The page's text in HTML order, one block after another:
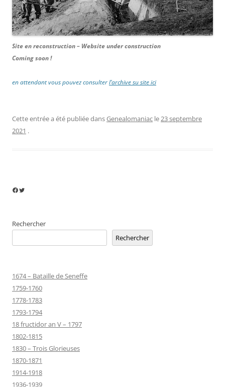
Site en reconstruction – Website under construction
Coming soon !
en attendant vous pouvez consulterl’archive su site ici
Cette entrée a été publiée dansGenealomaniac le23 septembre
2021 .
Facebook Twitter
Rechercher
Rechercher
1674 – Bataille de Seneffe
1759-1760
1778-1783
1793-1794
18 fructidor an V – 1797
1802-1815
1830 – Trois Glorieuses
1870-1871
1914-1918
1936-1939